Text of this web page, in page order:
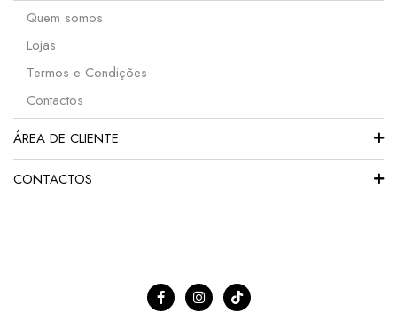
Quem somos
Lojas
Termos e Condições
Contactos
ÁREA DE CLIENTE
CONTACTOS